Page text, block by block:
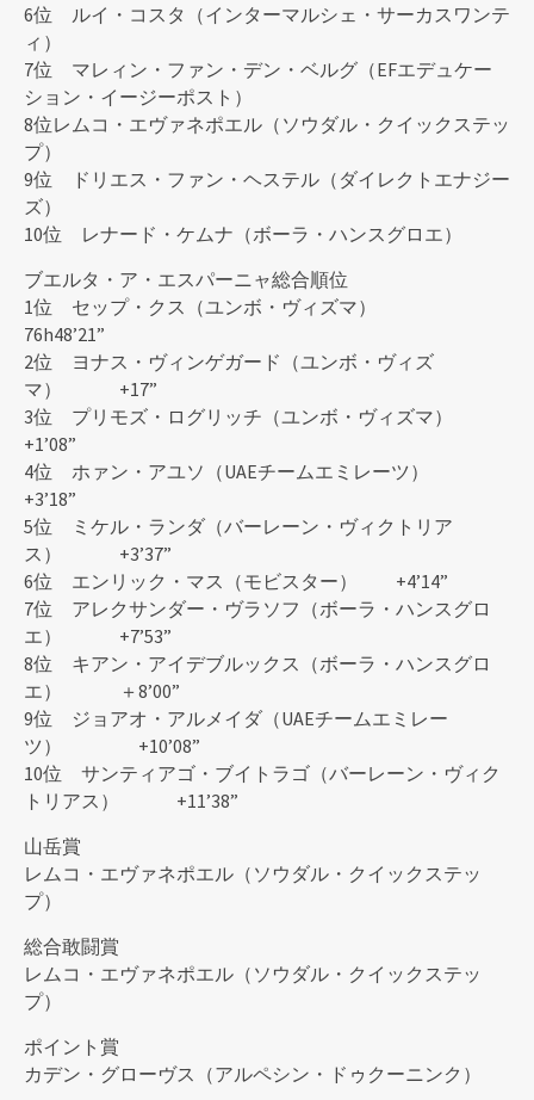
6位 ルイ・コスタ（インターマルシェ・サーカスワンテ
ィ）
7位 マレィン・ファン・デン・ベルグ（EFエデュケー
ション・イージーポスト）
8位レムコ・エヴァネポエル（ソウダル・クイックステッ
プ）
9位 ドリエス・ファン・ヘステル（ダイレクトエナジー
ズ）
10位 レナード・ケムナ（ボーラ・ハンスグロエ）
ブエルタ・ア・エスパーニャ総合順位
1位 セップ・クス（ユンボ・ヴィズマ）
76h48’21”
2位 ヨナス・ヴィンゲガード（ユンボ・ヴィズ
マ） +17”
3位 プリモズ・ログリッチ（ユンボ・ヴィズマ）
+1’08”
4位 ホァン・アユソ（UAEチームエミレーツ）
+3’18”
5位 ミケル・ランダ（バーレーン・ヴィクトリア
ス） +3’37”
6位 エンリック・マス（モビスター） +4’14”
7位 アレクサンダー・ヴラソフ（ボーラ・ハンスグロ
エ） +7’53”
8位 キアン・アイデブルックス（ボーラ・ハンスグロ
エ） ＋8’00”
9位 ジョアオ・アルメイダ（UAEチームエミレー
ツ） +10’08”
10位 サンティアゴ・ブイトラゴ（バーレーン・ヴィク
トリアス） +11’38”
山岳賞
レムコ・エヴァネポエル（ソウダル・クイックステッ
プ）
総合敢闘賞
レムコ・エヴァネポエル（ソウダル・クイックステッ
プ）
ポイント賞
カデン・グローヴス（アルペシン・ドゥクーニンク）